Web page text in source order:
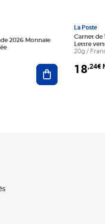
2026 Monnaie
Ajouter au
La Poste
Carnet de
Lettre
20g /
18,24€